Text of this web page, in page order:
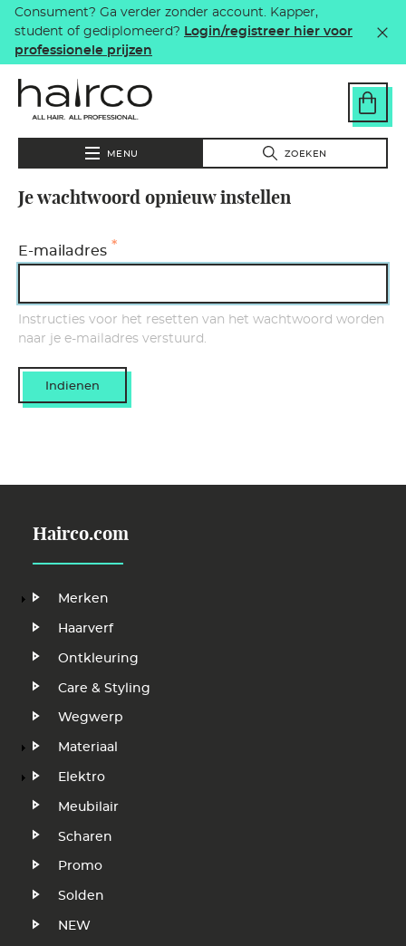
Overslaan en naar de inhoud gaan
Consument? Ga verder zonder account. Kapper,
student of gediplomeerd? Login/registreer hier voor
professionele prijzen
MENU ZOEKEN
Je wachtwoord opnieuw instellen
E-mailadres
Instructies voor het resetten van het wachtwoord worden
naar je e-mailadres verstuurd.
Hairco.com
Hoofdnavigatie
Merken
Haarverf
Ontkleuring
Care & Styling
Wegwerp
Materiaal
Elektro
Meubilair
Scharen
Promo
Solden
NEW